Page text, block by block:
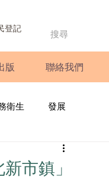
登記
版 聯絡我們
衛生 發展
圓桌會議
市鎮」